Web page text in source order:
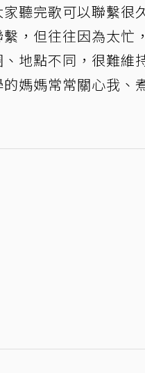
聽完歌可以聯繫很
，但往往因為太忙
地點不同，很難維
媽媽常常關心我、